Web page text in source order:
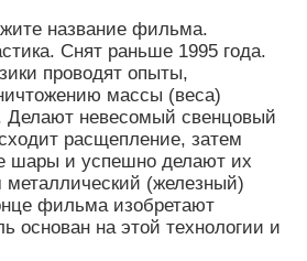
название фильма.
Снят раньше 1995 года.
проводят опыты,
массы (веса)
Делают невесомый свенцовый
расщепление, затем
шары и успешно делают их
(железный)
фильма изобретают
основан на этой технологии и